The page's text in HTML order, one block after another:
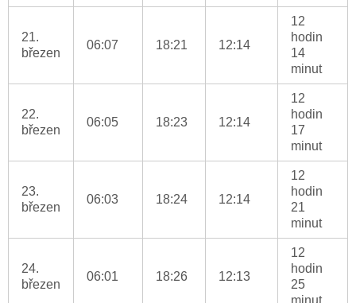
21.
březen
06:07 18:21 12:14
12
hodin
14
minut
22.
březen
06:05 18:23 12:14
12
hodin
17
minut
23.
březen
06:03 18:24 12:14
12
hodin
21
minut
24.
březen
06:01 18:26 12:13
12
hodin
25